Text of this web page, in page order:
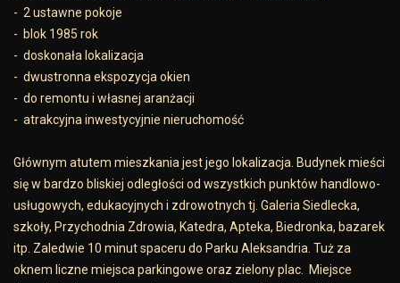
- 2 ustawne pokoje
- blok 1985 rok
- doskonała lokalizacja
- dwustronna ekspozycja okien
- do remontu i własnej aranżacji
- atrakcyjna inwestycyjnie nieruchomość
Głównym atutem mieszkania jest jego lokalizacja. Budynek mieści
się w bardzo bliskiej odległości od wszystkich punktów handlowo-
usługowych, edukacyjnych i zdrowotnych tj. Galeria Siedlecka,
szkoły, Przychodnia Zdrowia, Katedra, Apteka, Biedronka, bazarek
itp. Zaledwie 10 minut spaceru do Parku Aleksandria. Tuż za
oknem liczne miejsca parkingowe oraz zielony plac. Miejsce